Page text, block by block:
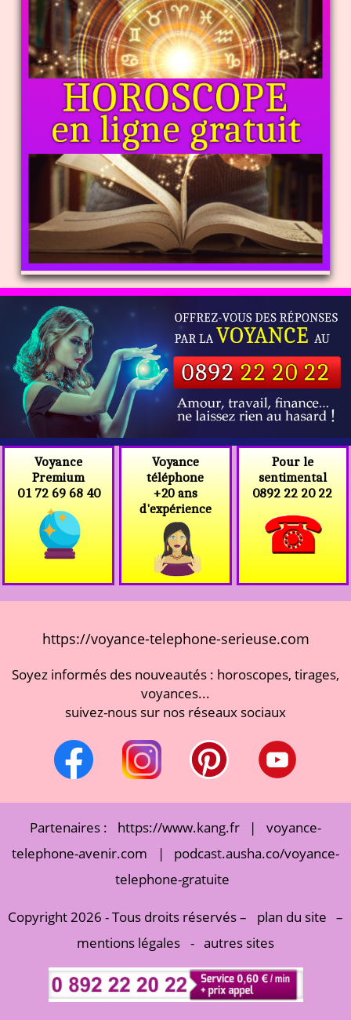
Voyance
Premium
01 72 69 68 40
Voyance
téléphone
+20 ans
d'expérience
Pour le
sentimental
0892 22 20 22
https://voyance-telephone-serieuse.com
Soyez informés des nouveautés : horoscopes, tirages,
voyances...
suivez-nous sur nos réseaux sociaux
Partenaires : https://www.kang.fr |
voyance-
telephone-avenir.com
|
podcast.ausha.co/voyance-
telephone-gratuite
Copyright 2026 - Tous droits réservés – plan du site –
mentions légales - autres sites